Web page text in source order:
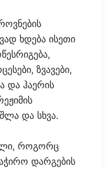
ხდება ისეთი
ზვავები,
და ჰაერის
და სხვა.
როგორც
დარგების